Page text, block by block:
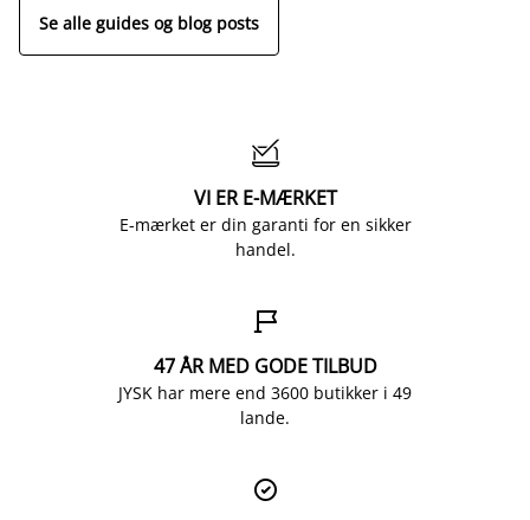
Se alle guides og blog posts

VI ER E-MÆRKET
E-mærket er din garanti for en sikker
handel.

47 ÅR MED GODE TILBUD
JYSK har mere end 3600 butikker i 49
lande.
